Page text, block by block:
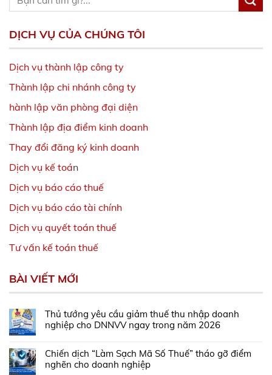
DỊCH VỤ CỦA CHÚNG TÔI
Dịch vụ thành lập công ty
Thành lập chi nhánh công ty
hành lập văn phòng đại diện
Thành lập địa điểm kinh doanh
Thay đổi đăng ký kinh doanh
Dịch vụ kế toán
Dịch vụ báo cáo thuế
Dịch vụ báo cáo tài chính
Dịch vụ quyết toán thuế
Tư vấn kế toán thuế
BÀI VIẾT MỚI
Thủ tướng yêu cầu giảm thuế thu nhập doanh
nghiệp cho DNNVV ngay trong năm 2026
Chiến dịch “Làm Sạch Mã Số Thuế” tháo gỡ điểm
nghẽn cho doanh nghiệp